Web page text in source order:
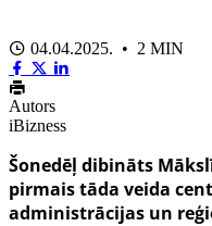
04.04.2025. • 2 MIN
Autors
iBizness
Šonedēļ dibināts
pirmais tāda veida
administrācijas un